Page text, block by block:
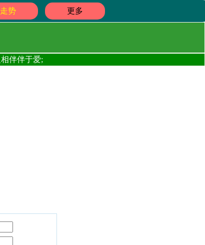
走势 更多
伴伴于爱;